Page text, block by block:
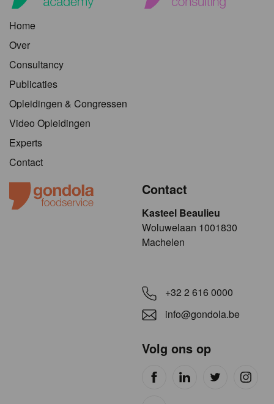
Home
Over
Consultancy
Publicaties
Opleidingen & Congressen
Video Opleidingen
Experts
Contact
Contact
Kasteel Beaulieu
​​​Woluwelaan 1001830
Machelen
+32 2 616 0000
info@gondola.be
Volg ons op